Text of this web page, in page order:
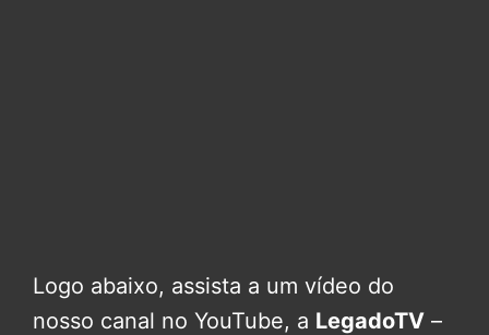
Logo abaixo, assista a um vídeo do
nosso canal no YouTube, a LegadoTV –